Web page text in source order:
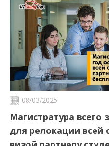
08/03/2025
Магистратура всего
для релокации всей